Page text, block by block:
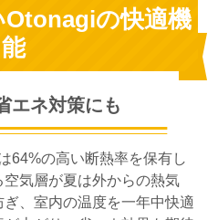
Otonagiの快適機
能
エネ対策にも
64%の高い断熱率を保有し
気層が夏は外からの熱気
、室内の温度を一年中快適